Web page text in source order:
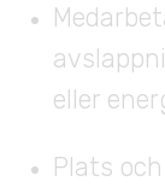
eller
Plats